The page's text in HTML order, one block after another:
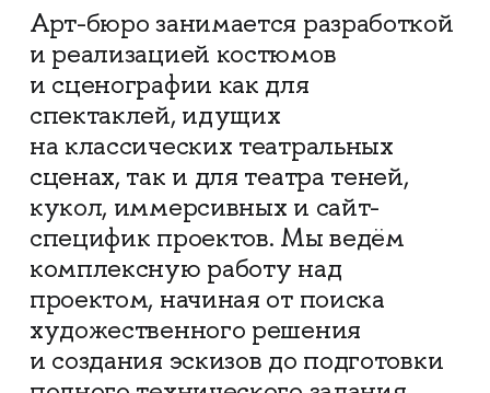
Арт-бюро занимается разработкой
и реализацией костюмов
и сценографии как для
спектаклей, идущих
на классических театральных
сценах, так и для театра теней,
кукол, иммерсивных и сайт-
специфик проектов. Мы ведём
комплексную работу над
проектом, начиная от поиска
художественного решения
и создания эскизов до подготовки